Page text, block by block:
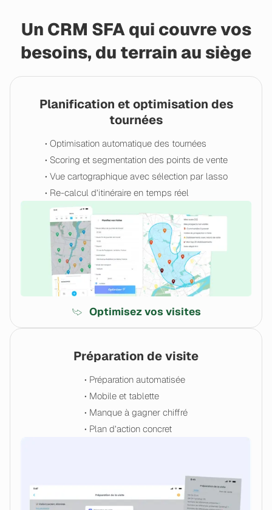
Un CRM SFA qui couvre vos
besoins, du terrain au siège
Préparation de visite
• Préparation automatisée
• Mobile et tablette
• Manque à gagner chiffré
• Plan d’action concret
Planification et optimisation des
tournées
• Optimisation automatique des tournées
• Scoring et segmentation des points de vente
• Vue cartographique avec sélection par lasso
• Re-calcul d’itinéraire en temps réel
Optimisez vos visites